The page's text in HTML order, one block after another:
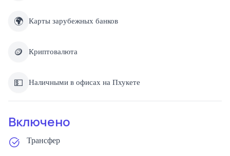
🌍 Карты зарубежных банков
🪙 Криптовалюта
💵 Наличными в офисах на Пхукете
Включено
Трансфер